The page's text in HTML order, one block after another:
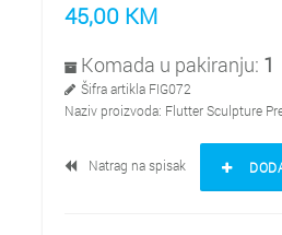
45,00 KM
Komada u pakiranju: 1
Šifra artikla FIG072
Naziv proizvoda: Flutter Sculpture
Natrag na spisak